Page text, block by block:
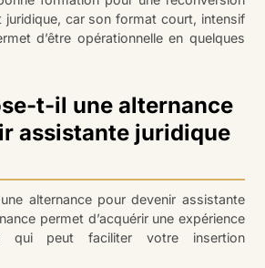
juridique, car son format court, intensif
d’être opérationnelle en quelques
t-il une alternance
assistante juridique
alternance pour devenir assistante
permet d’acquérir une expérience
qui peut faciliter votre insertion